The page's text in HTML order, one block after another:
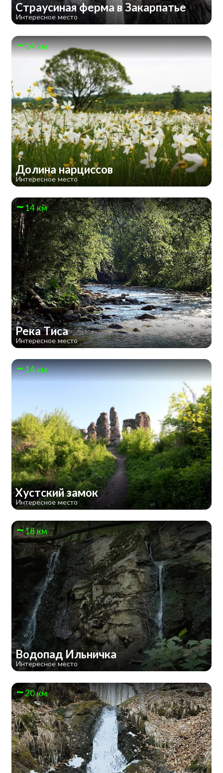
Страусиная ферма в Закарпатье
Интересное место
14 км
Долина нарциссов
Интересное место
14 км
Река Тиса
Интересное место
14 км
Хустский замок
Интересное место
18 км
Водопад Ильничка
Интересное место
20 км